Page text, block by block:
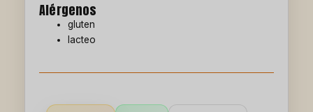
Alérgenos
gluten
lacteo